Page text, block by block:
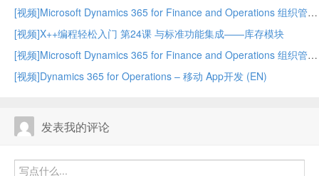
[视频]Microsoft Dynamics 365 for Finance and Operations 组织管理 – 中
[视频]X++编程轻松入门 第24课 与标准功能集成——库存模块
[视频]Microsoft Dynamics 365 for Finance and Operations 组织管理 – 上
[视频]Dynamics 365 for Operations – 移动 App开发 (EN)
发表我的评论